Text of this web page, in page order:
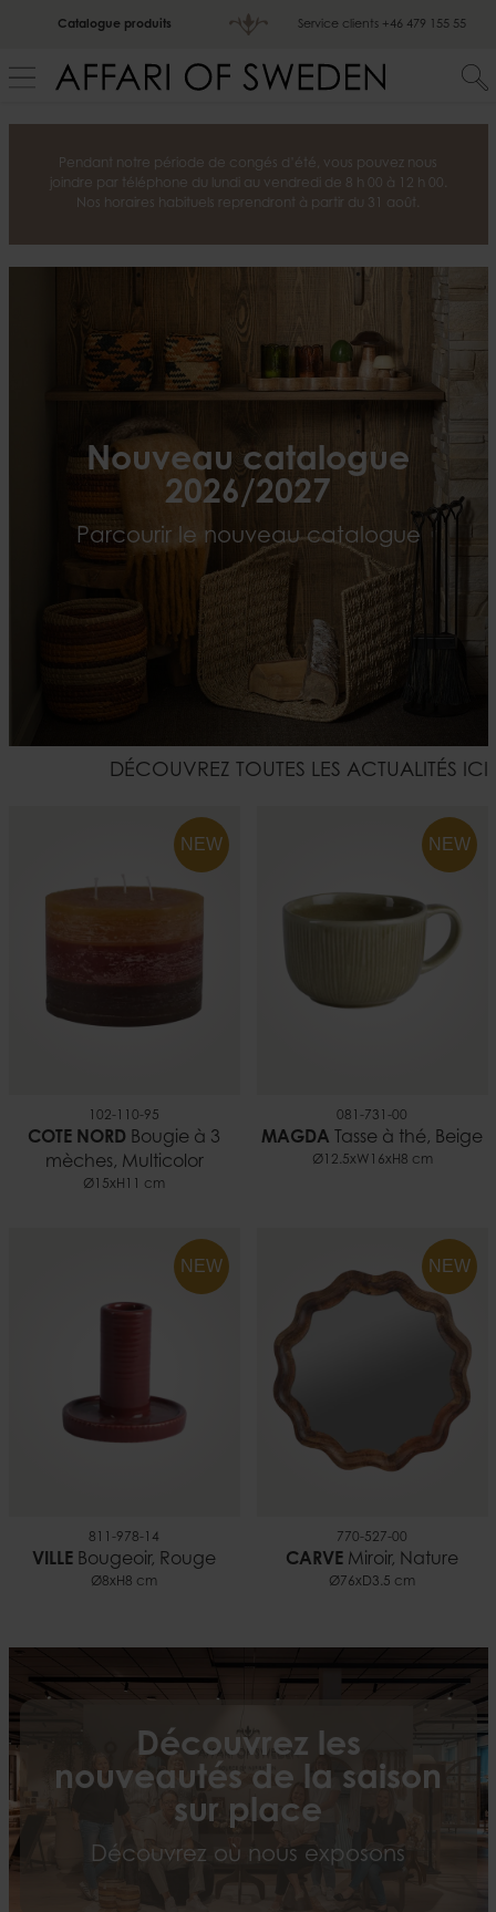
Catalogue produits Service clients +46 479 155 55
Pendant notre période de congés d’été, vous pouvez nous
joindre par téléphone du lundi au vendredi de 8 h 00 à 12 h 00.
Nos horaires habituels reprendront à partir du 31 août.
Nouveau catalogue
2026/2027
Parcourir le nouveau catalogue
DÉCOUVREZ TOUTES LES ACTUALITÉS ICI
NEW
102-110-95
COTE NORD Bougie à 3
mèches, Multicolor
Ø15xH11 cm
NEW
081-731-00
MAGDA Tasse à thé, Beige
Ø12.5xW16xH8 cm
NEW
811-978-14
VILLE Bougeoir, Rouge
Ø8xH8 cm
NEW
770-527-00
CARVE Miroir, Nature
Ø76xD3.5 cm
Découvrez les
nouveautés de la saison
sur place
Découvrez où nous exposons